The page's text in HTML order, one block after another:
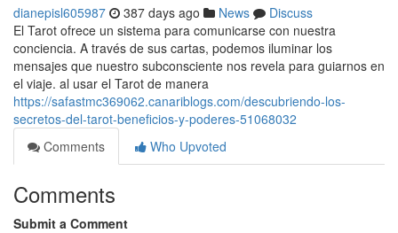
dianepisl605987 387 days ago News
Discuss
El Tarot ofrece un sistema para comunicarse con nuestra
conciencia. A través de sus cartas, podemos iluminar los
mensajes que nuestro subconsciente nos revela para guiarnos en
el viaje. al usar el Tarot de manera
https://safastmc369062.canariblogs.com/descubriendo-los-
secretos-del-tarot-beneficios-y-poderes-51068032
Comments
Who Upvoted
Comments
Submit a Comment